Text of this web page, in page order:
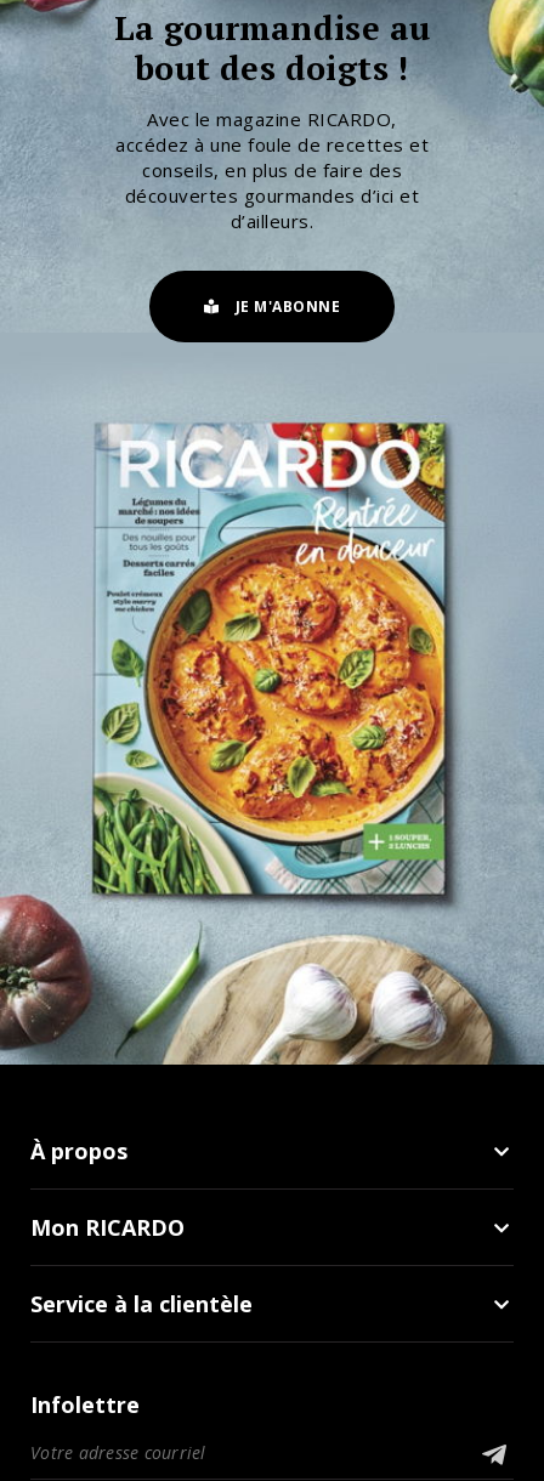
La gourmandise au
bout des doigts !
Avec le magazine RICARDO,
accédez à une foule de recettes et
conseils, en plus de faire des
découvertes gourmandes d’ici et
d’ailleurs.
JE M'ABONNE
À propos
Mon RICARDO
Service à la clientèle
Infolettre